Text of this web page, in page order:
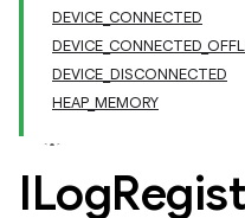
DEVICE_CONNECTED
DEVICE_DISCONNECTED
HEAP_MEMORY
ILog